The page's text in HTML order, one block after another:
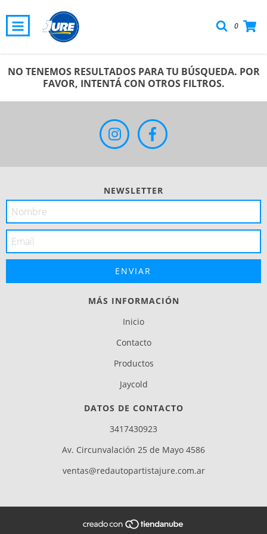
0
NO TENEMOS RESULTADOS PARA TU BÚSQUEDA. POR
FAVOR, INTENTÁ CON OTROS FILTROS.
NEWSLETTER
MÁS INFORMACIÓN
Inicio
Contacto
Productos
Jaycold
DATOS DE CONTACTO
3417430923
Av. Circunvalación 25 de Mayo 4586
ventas@redautopartistajure.com.ar